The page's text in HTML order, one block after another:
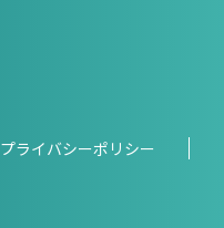
プライバシーポリシー